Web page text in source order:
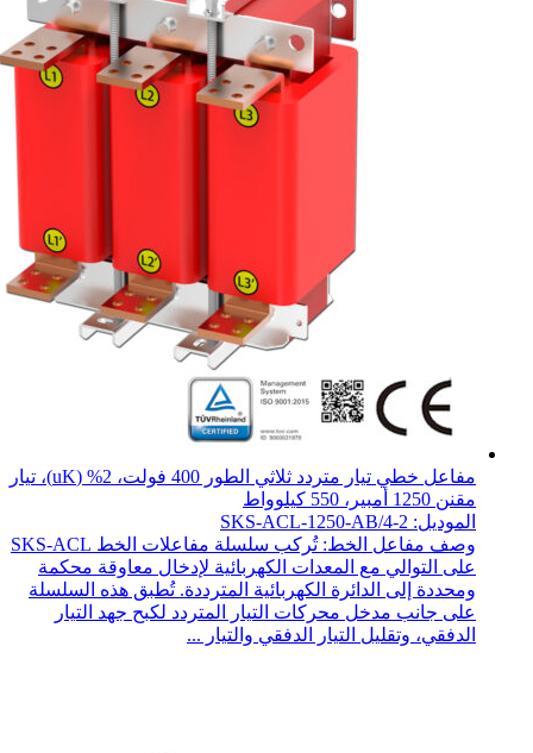
مفاعل خطي تيار متردد ثلاثي الطور 400 فولت، 2% (uK)، تيار
مقنن 1250 أمبير، 550 كيلوواط
الموديل: SKS-ACL-1250-AB/4-2
وصف مفاعل الخط: تُركب سلسلة مفاعلات الخط SKS-ACL
على التوالي مع المعدات الكهربائية لإدخال معاوقة محكمة
ومحددة إلى الدائرة الكهربائية المترددة. تُطبق هذه السلسلة
على جانب مدخل محركات التيار المتردد لكبح جهد التيار
الدفقي، وتقليل التيار الدفقي والتيار ...